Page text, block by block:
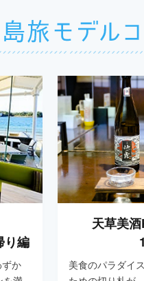
り編
か
天草美
美食のパラダイ